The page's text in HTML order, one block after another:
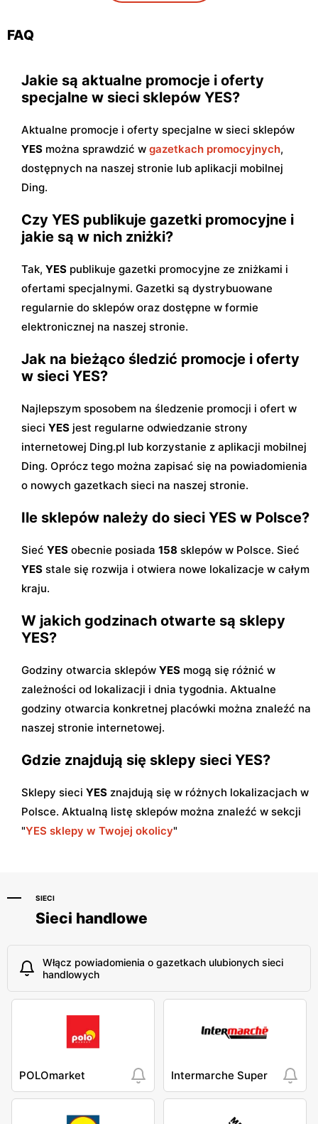
Łódź, ul. Drewnowska 58
FAQ
Jakie są aktualne promocje i oferty
specjalne w sieci sklepów YES?
Aktualne promocje i oferty specjalne w sieci sklepów
YES można sprawdzić w gazetkach promocyjnych,
dostępnych na naszej stronie lub aplikacji mobilnej
Ding.
Czy YES publikuje gazetki promocyjne i
jakie są w nich zniżki?
Tak, YES publikuje gazetki promocyjne ze zniżkami i
ofertami specjalnymi. Gazetki są dystrybuowane
regularnie do sklepów oraz dostępne w formie
elektronicznej na naszej stronie.
Jak na bieżąco śledzić promocje i oferty
w sieci YES?
Najlepszym sposobem na śledzenie promocji i ofert w
sieci YES jest regularne odwiedzanie strony
internetowej Ding.pl lub korzystanie z aplikacji mobilnej
Ding. Oprócz tego można zapisać się na powiadomienia
o nowych gazetkach sieci na naszej stronie.
Ile sklepów należy do sieci YES w Polsce?
Sieć YES obecnie posiada 158 sklepów w Polsce. Sieć
YES stale się rozwija i otwiera nowe lokalizacje w całym
kraju.
W jakich godzinach otwarte są sklepy
YES?
Godziny otwarcia sklepów YES mogą się różnić w
zależności od lokalizacji i dnia tygodnia. Aktualne
godziny otwarcia konkretnej placówki można znaleźć na
naszej stronie internetowej.
Gdzie znajdują się sklepy sieci YES?
Sklepy sieci YES znajdują się w różnych lokalizacjach w
Polsce. Aktualną listę sklepów można znaleźć w sekcji
"YES sklepy w Twojej okolicy"
SIECI
Sieci handlowe
Włącz powiadomienia o gazetkach ulubionych sieci
handlowych
POLOmarket Intermarche Super